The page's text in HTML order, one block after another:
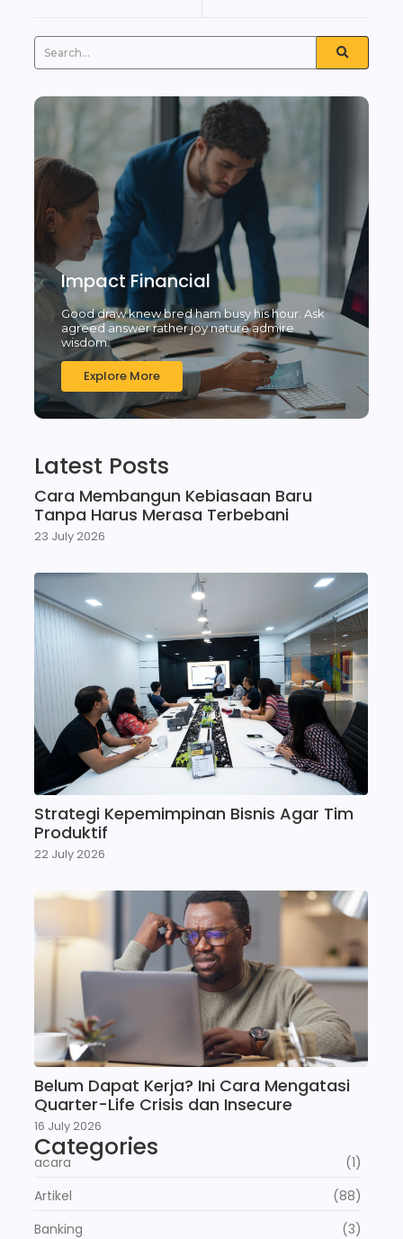
Impact Financial
Good draw knew bred ham busy his hour. Ask
agreed answer rather joy nature admire
wisdom.
Explore More
Latest Posts
Cara Membangun Kebiasaan Baru
Tanpa Harus Merasa Terbebani
23 July 2026
Strategi Kepemimpinan Bisnis Agar Tim
Produktif
22 July 2026
Belum Dapat Kerja? Ini Cara Mengatasi
Quarter-Life Crisis dan Insecure
16 July 2026
Categories
acara
(1)
Artikel
(88)
Banking
(3)